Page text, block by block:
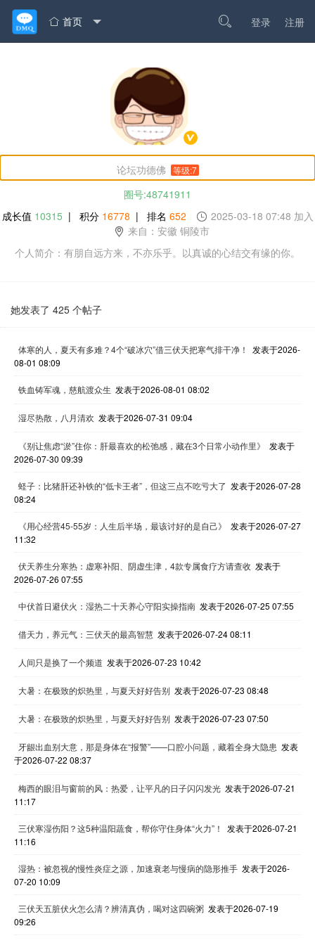
 首页  登录 注册
论坛功德佛 等级:7
圈号:48741911
成长值 10315 | 积分 16778 | 排名 652
2025-03-18 07:48 加入
来自：安徽 铜陵市
个人简介：有朋自远方来，不亦乐乎。以真诚的心结交有缘的你。
她发表了 425 个帖子
体寒的人，夏天有多难？4个“破冰穴”借三伏天把寒气排干净！
发表于2026-
08-01 08:09
铁血铸军魂，慈航渡众生 发表于2026-08-01 08:02
湿尽热散，八月清欢 发表于2026-07-31 09:04
《别让焦虑“淤”住你：肝最喜欢的松弛感，藏在3个日常小动作里》
发表于
2026-07-30 09:39
蛏子：比猪肝还补铁的“低卡王者”，但这三点不吃亏大了 发表于2026-07-28
08:24
《用心经营45-55岁：人生后半场，最该讨好的是自己》
发表于2026-07-27
11:32
伏天养生分寒热：虚寒补阳、阴虚生津，4款专属食疗方请查收 发表于
2026-07-26 07:55
中伏首日避伏火：湿热二十天养心守阳实操指南 发表于2026-07-25 07:55
借天力，养元气：三伏天的最高智慧 发表于2026-07-24 08:11
人间只是换了一个频道 发表于2026-07-23 10:42
大暑：在极致的炽热里，与夏天好好告别 发表于2026-07-23 08:48
大暑：在极致的炽热里，与夏天好好告别 发表于2026-07-23 07:50
牙龈出血别大意，那是身体在“报警”——口腔小问题，藏着全身大隐患 发表
于2026-07-22 08:37
梅西的眼泪与窗前的风：热爱，让平凡的日子闪闪发光 发表于2026-07-21
11:17
三伏寒湿伤阳？这5种温阳蔬食，帮你守住身体“火力”！
发表于2026-07-21
11:16
湿热：被忽视的慢性炎症之源，加速衰老与慢病的隐形推手 发表于2026-
07-20 10:09
三伏天五脏伏火怎么清？辨清真伪，喝对这四碗粥 发表于2026-07-19
09:26